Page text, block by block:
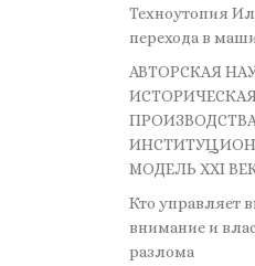
Техноутопия
перехода в
АВТОРСКАЯ
МОДЕЛЬ XXI
Кто управляет
внимание и
разлома